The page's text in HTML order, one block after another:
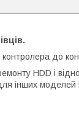
до
HDD і
інших моделей